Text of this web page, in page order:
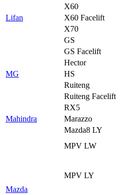
Lifan
X60
X60 Facelift
X70
MG
GS
GS Facelift
Hector
HS
Ruiteng
Ruiteng Facelift
RX5
Mahindra
Marazzo
Mazda
Mazda8 LY
MPV LW
MPV LY